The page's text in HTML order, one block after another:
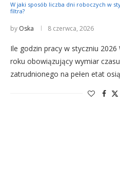
W jaki sposób liczba dni roboczych w
filtra?
by Oska 8 czerwca, 2026
Ile godzin pracy w styczniu
roku obowiązujący wymiar
zatrudnionego na pełen etat